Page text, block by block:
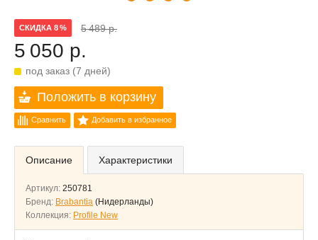
СКИДКА 8 % 5 489 р.
5 050 р.
под заказ (7 дней)
Положить в корзину
Сравнить Добавить в избранное
Описание Характеристики
Артикул: 250781
Бренд: Brabantia (Нидерланды)
Коллекция: Profile New